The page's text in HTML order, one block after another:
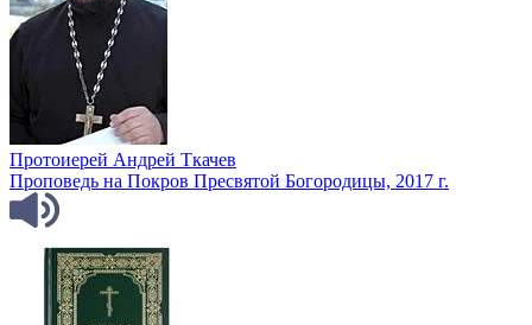
Протоиерей Андрей Ткачев
Проповедь на Покров Пресвятой Богородицы, 2017 г.